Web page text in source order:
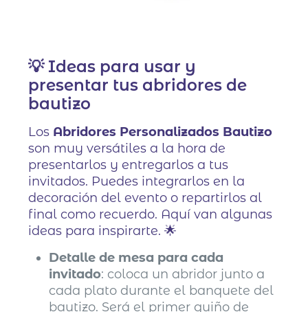
💡 Ideas para usar y
presentar tus abridores de
bautizo
Los Abridores Personalizados Bautizo
son muy versátiles a la hora de
presentarlos y entregarlos a tus
invitados. Puedes integrarlos en la
decoración del evento o repartirlos al
final como recuerdo. Aquí van algunas
ideas para inspirarte. 🌟
Detalle de mesa para cada
invitado: coloca un abridor junto a
cada plato durante el banquete del
bautizo. Será el primer guiño de